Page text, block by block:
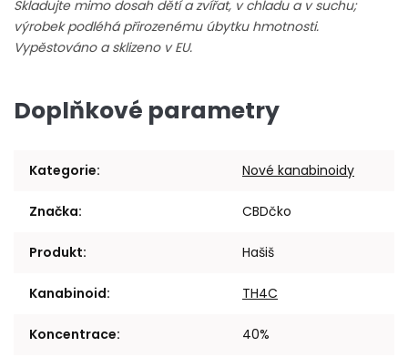
Skladujte mimo dosah dětí a zvířat, v chladu a v suchu;
výrobek podléhá přirozenému úbytku hmotnosti.
Vypěstováno a sklizeno v EU.
Doplňkové parametry
Kategorie: Nové kanabinoidy
Značka: CBDčko
Produkt: Hašiš
Kanabinoid: TH4C
Koncentrace: 40%